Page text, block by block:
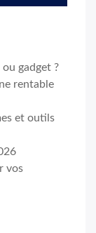
gadget ?
rentable
et outils
vos